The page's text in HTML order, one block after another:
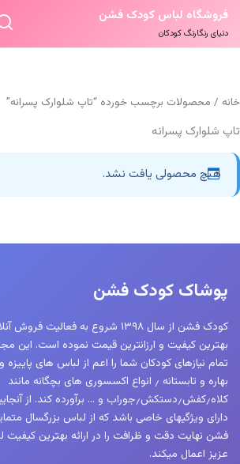
فروشگاه لباس کودک فشن
دنیای رنگارنگ کودکان
خانه / محصولات برچسب خورده “تاپ شلوارک پسرانه”
تاپ شلوارک پسرانه
هیچ محصولی یافت نشد.
پوشاک کودک فشن
کودک فشن از سال ۱۳۹۸ شروع به
بهترین کیفیت و ارزانترین قیمت نموده است.
بهاره و تابستانه ٫ انواع اکسسوری های بچگانه مانند
کلاه٫کفش٫دستکش٫جوراب و … برآورده
دارای ویژگیهای خاصی باشد که از لباس بزرگسال
فشن نهایت دقت و ظرافت را در ارائه بهترین کیفیت
عزیز اعمال میکند.